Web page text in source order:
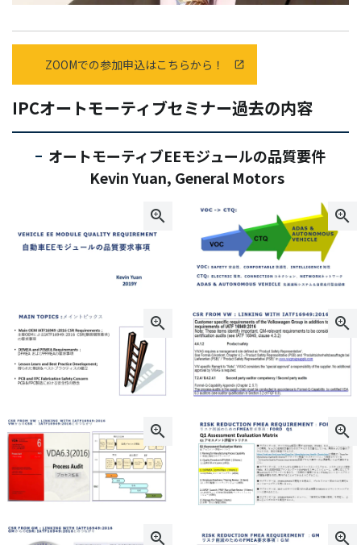
ZOOMでの参加申込はこちらから！
IPCオートモーティブセミナー過去の内容
オートモーティブEEモジュールの品質要件
Kevin Yuan, General Motors